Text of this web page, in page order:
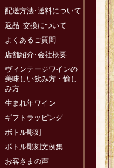
配送方法･送料について
返品･交換について
よくあるご質問
店舗紹介･会社概要
ヴィンテージワインの
美味しい飲み方・愉し
み方
生まれ年ワイン
ギフトラッピング
ボトル彫刻
ボトル彫刻文例集
お客さまの声